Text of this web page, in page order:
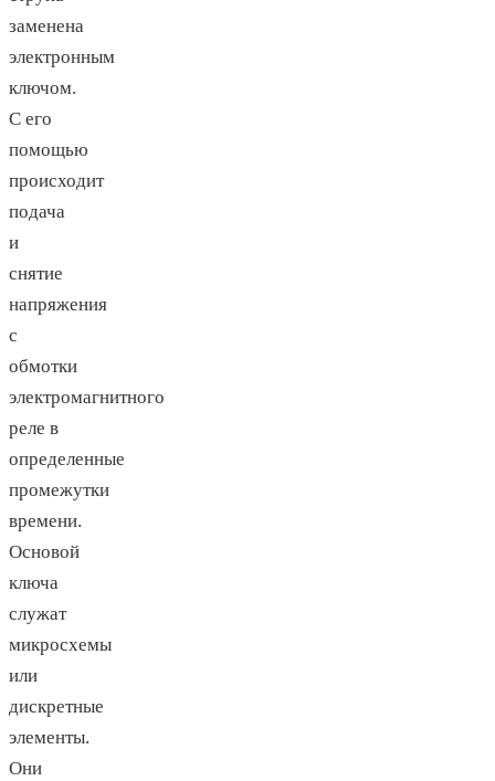
заменена
электронным
ключом.
С его
помощью
происходит
подача
и
снятие
напряжения
с
обмотки
электромагнитного
реле в
определенные
промежутки
времени.
Основой
ключа
служат
микросхемы
или
дискретные
элементы.
Они